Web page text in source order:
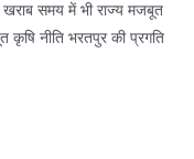
खराब समय में भी राज्य मजबूत
कृषि नीति भरतपुर की प्रगति